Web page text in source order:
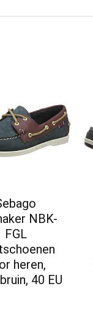
NBK-
FGL
heren,
40 EU